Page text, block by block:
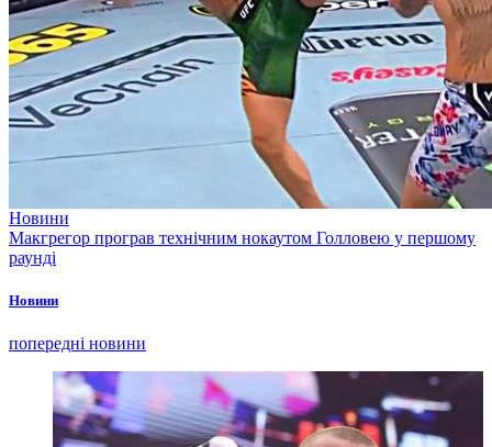
Новини
Макгрегор програв технічним нокаутом Голловею у першому
раунді
Новини
попередні новини